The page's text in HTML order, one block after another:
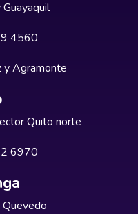
4560
y Agramonte
Quito norte
6970